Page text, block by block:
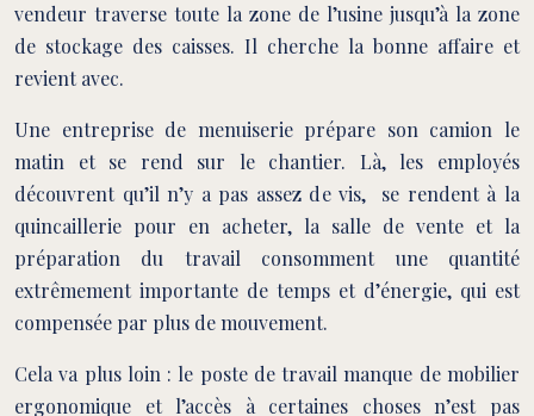
vendeur traverse toute la zone de l’usine jusqu’à la zone
de stockage des caisses. Il cherche la bonne affaire et
revient avec.
Une entreprise de menuiserie prépare son camion le
matin et se rend sur le chantier. Là, les employés
découvrent qu’il n’y a pas assez de vis, se rendent à la
quincaillerie pour en acheter, la salle de vente et la
préparation du travail consomment une quantité
extrêmement importante de temps et d’énergie, qui est
compensée par plus de mouvement.
Cela va plus loin : le poste de travail manque de mobilier
ergonomique et l’accès à certaines choses n’est pas